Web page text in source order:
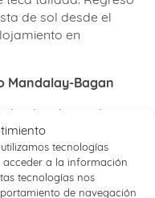
tecnologías
a la información
tecnologías nos
de navegación
de sol desde el
en
Mandalay-Bagan
al embarcadero
El ocio y disfrute de
el crucero. El barco
para obtener los
Llegada a